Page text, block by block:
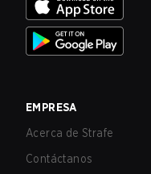
EMPRESA
Acerca de Strafe
Contáctanos